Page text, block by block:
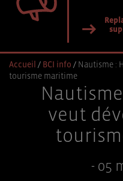
Accueil / BCI info / Nautisme :
tourisme maritime
veut
- 05